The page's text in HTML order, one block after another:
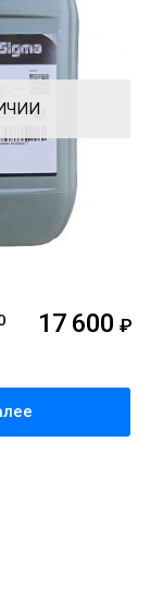
17 600 ₽